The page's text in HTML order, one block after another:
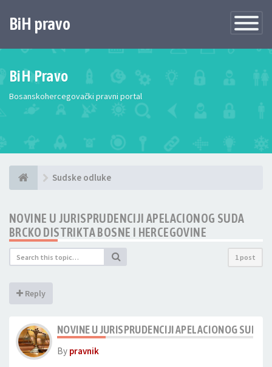
Toggle
BiH pravo
BiH Pravo
Bosanskohercegovački pravni portal
Sudske odluke
NOVINE U JURISPRUDENCIJI APELACIONOG SUDA
BRCKO DISTRIKTA BOSNE I HERCEGOVINE
1 post
Reply
NOVINE U JURISPRUDENCIJI APELACIONOG SUDA
By pravnik